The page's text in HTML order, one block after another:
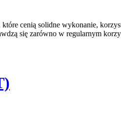
cenią solidne wykonanie,
się zarówno w regularnym